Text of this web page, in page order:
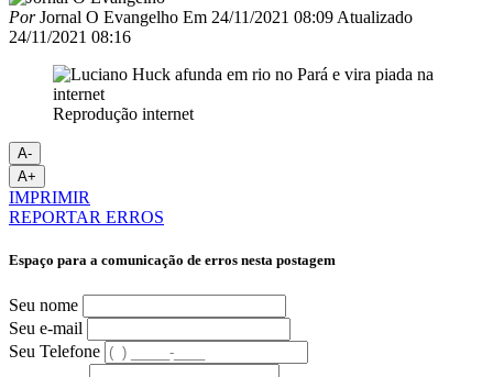
PorJornal O Evangelho Em 24/11/2021 08:09 Atualizado
24/11/2021 08:16
Reprodução internet
A-
A+
IMPRIMIR
REPORTAR ERROS
Espaço para a comunicação de erros nesta postagem
Seu nome
Seu e-mail
Seu Telefone